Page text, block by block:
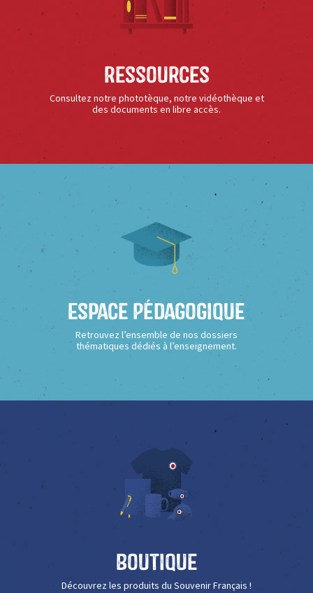
Ressources
Consultez notre phototèque, notre vidéothèque et
des documents en libre accès.
Espace Pédagogique
Retrouvez l’ensemble de nos dossiers
thématiques dédiés à l’enseignement.
Boutique
Découvrez les produits du Souvenir Français !